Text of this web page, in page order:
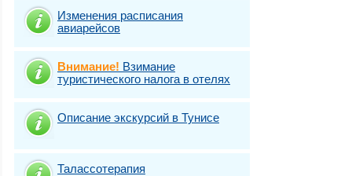
Изменения расписания
авиарейсов
Внимание! Взимание
туристического налога в отелях
Описание экскурсий в Тунисе
Талассотерапия